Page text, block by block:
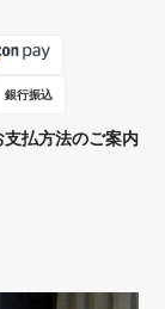
銀行振込
支払方法のご案内